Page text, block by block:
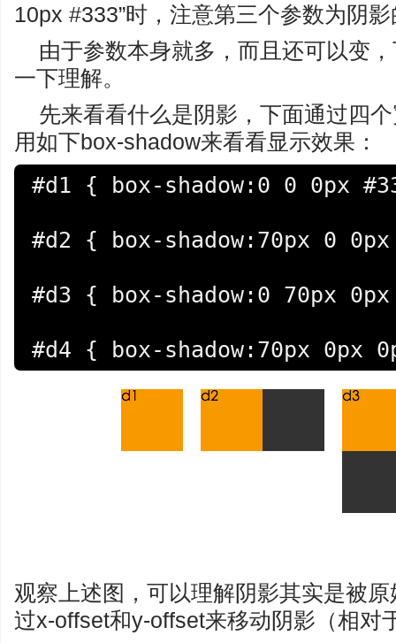
10px #333”时，注意第三个参数为阴
由于参数本身就多，而且还可以变
一下理解。
先来看看什么是阴影，下面通过四
用如下box-shadow来看看显示效果：
#d1 { box-shadow:0 0 0px
#d2 { box-shadow:70px 0
#d3 { box-shadow:0 70px
#d4 { box-shadow:70px 0px
观察上述图，可以理解阴影其实是被
过x-offset和y-offset来移动阴影（相对